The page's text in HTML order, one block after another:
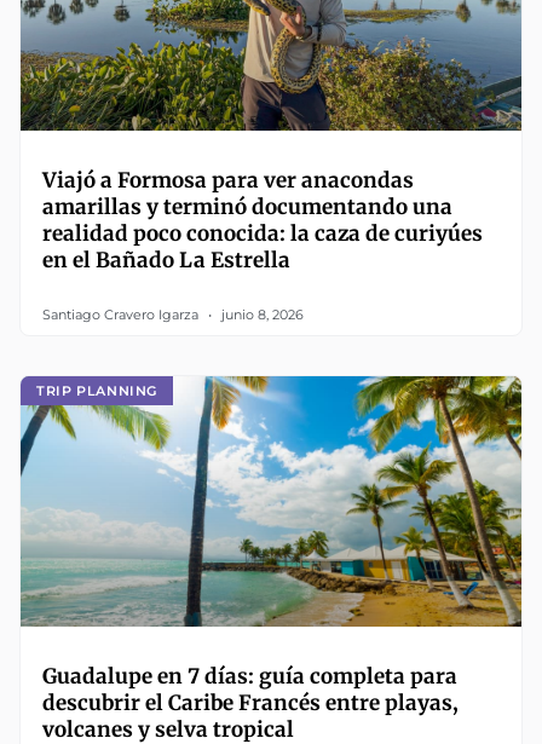
Viajó a Formosa para ver anacondas
amarillas y terminó documentando una
realidad poco conocida: la caza de curiyúes
en el Bañado La Estrella
Santiago Cravero Igarza junio 8, 2026
TRIP PLANNING
Guadalupe en 7 días: guía completa para
descubrir el Caribe Francés entre playas,
volcanes y selva tropical